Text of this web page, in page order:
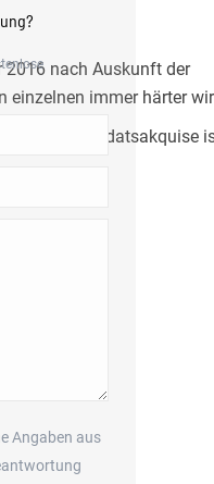
2016 nach Auskunft der
einzelnen immer härter
Mandatsakquise
Angaben aus